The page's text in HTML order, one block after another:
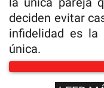
deciden evitar
infidelidad es la
única.